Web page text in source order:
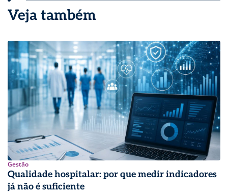
Veja também
Gestão
Qualidade hospitalar: por que medir indicadores
já não é suficiente